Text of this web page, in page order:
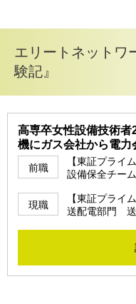
エリートネットワ
験記』
高専卒女性設備技術
機にガス会社から電力
前職
【東証プライ
設備保全チー
現職
【東証プライ
送配電部門 送